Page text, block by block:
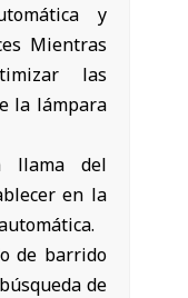
y
Mientras
las
la lámpara
llama del
en la
de barrido
de